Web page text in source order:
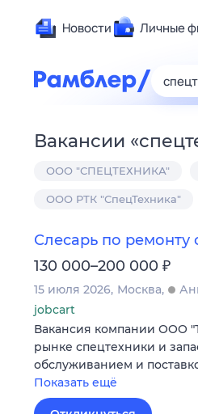
Новости Личные
Вакансии «
ООО "СПЕЦТЕХНИКА"
ООО РТК "СпецТехника"
Слесарь по ремонту
130 000–200 000 ₽
15 июля 2026 Москва
jobcart
Вакансия компании ООО
рынке спецтехники и
обслуживанием и
Показать ещё